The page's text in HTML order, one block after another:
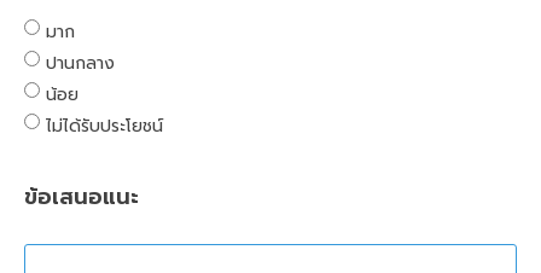
มาก
ปานกลาง
น้อย
ไม่ได้รับประโยชน์
ข้อเสนอแนะ